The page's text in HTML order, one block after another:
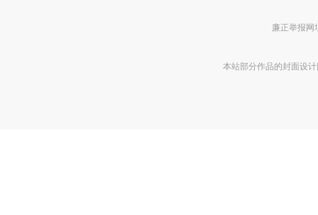
廉正举报
本站部分作品的封面设